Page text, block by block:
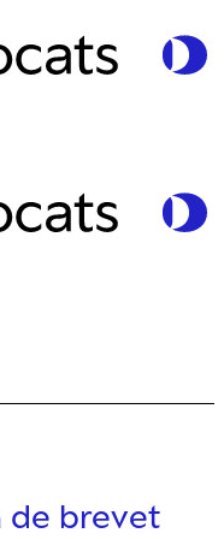
de brevet